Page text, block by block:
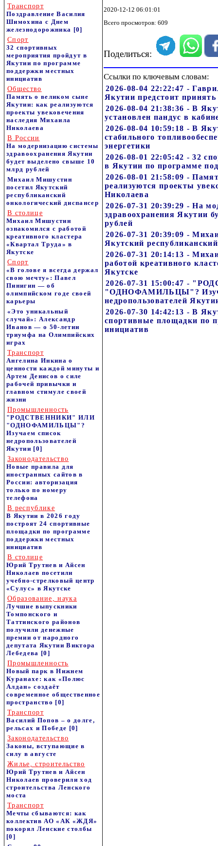
Транспорт
Поздравление Василия
Шимохина с Днем
железнодорожника [0]
Спорт
32 спортивных
мероприятия пройдут в
Якутии по программе
поддержки местных
инициатив
Общество
Память о великом сыне
Якутии: как реализуются
проекты увековечения
наследия Михаила
Николаева
В России
На модернизацию системы
здравоохранения Якутии
будет выделено свыше 10
млрд рублей
Михаил Мишустин
посетил Якутский
республиканский
онкологический диспансер
В столице
Михаил Мишустин
ознакомился с работой
креативного кластера
«Квартал Труда» в
Якутске
Спорт
«В голове я всегда держал
свою мечту»: Павел
Пинигин — об
олимпийском годе своей
карьеры
«Это уникальный
случай»: Александр
Иванов — о 50-летии
триумфа на Олимпийских
играх
Транспорт
Ангелина Инкина о
ценности каждой минуты и
Артем Денисов о силе
рабочей привычки и
главном стимуле своей
жизни
Промышленность
"РОДСТВЕННИКИ" ИЛИ
"ОДНОФАМИЛЬЦЫ"?
Изучаем список
недропользователей
Якутии [0]
Законодательство
Новые правила для
иностранных сайтов в
России: авторизация
только по номеру
телефона
В республике
В Якутии в 2026 году
построят 24 спортивные
площадки по программе
поддержки местных
инициатив
В столице
Юрий Трутнев и Айсен
Николаев посетили
учебно-стрелковый центр
«Сулус» в Якутске
Образование, наука
Лучшие выпускники
Томпонского и
Таттинского районов
получили денежные
премии от народного
депутата Якутии Виктора
Лебедева [0]
Промышленность
Новый парк в Нижнем
Куранахе: как «Полюс
Алдан» создаёт
современное общественное
пространство [0]
Транспорт
Василий Попов – о долге,
рельсах и Победе [0]
Законодательство
Законы, вступающие в
силу в августе
Жилье, строительство
Юрий Трутнев и Айсен
Николаев проверили ход
строительства Ленского
моста
Транспорт
Мечты сбываются: как
коллектив АО «АК «ЖДЯ»
покорял Ленские столбы
[0]
2020-12-12 06:01:01
Всего просмотров: 609
Поделиться:
Ссылки по ключевым словам:
2026-08-04 22:22:47 -
Якутии предстоит
2026-08-04 21:38:36 - В
установлен пандус в
2026-08-04 10:59:18 - В
стабильного
энергетики
2026-08-01 22:05:42 - 32
в Якутии по программе
2026-08-01 21:58:09 -
реализуются проекты
Николаева
2026-07-31 20:39:29 - На
здравоохранения Якутии
рублей
2026-07-31 20:39:09 -
Якутский
2026-07-31 20:14:13 -
работой креативного
Якутске
2026-07-31 15:00:47 -
"ОДНОФАМИЛЬЦЫ"?
недропользователей
2026-07-30 14:42:13 - В
спортивные площадки по
инициатив